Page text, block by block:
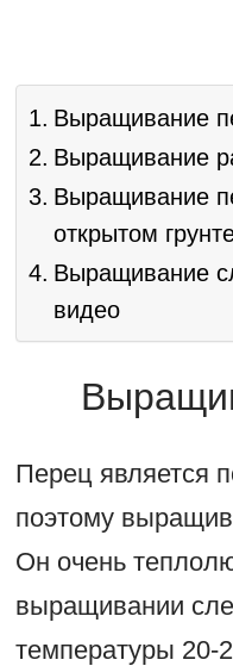
Выращивание
Выращивание
Выращивание
открытом
Выращивание
видео
Перец является
поэтому
Он очень
выращивании
температуры 20-